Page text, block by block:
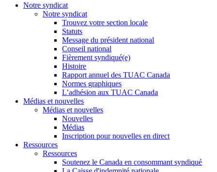
Notre syndicat
Notre syndicat
Trouvez votre section locale
Statuts
Message du président national
Conseil national
Fièrement syndiqué(e)
Histoire
Rapport annuel des TUAC Canada
Normes graphiques
L’adhésion aux TUAC Canada
Médias et nouvelles
Médias et nouvelles
Nouvelles
Médias
Inscription pour nouvelles en direct
Ressources
Ressources
Soutenez le Canada en consommant syndiqué